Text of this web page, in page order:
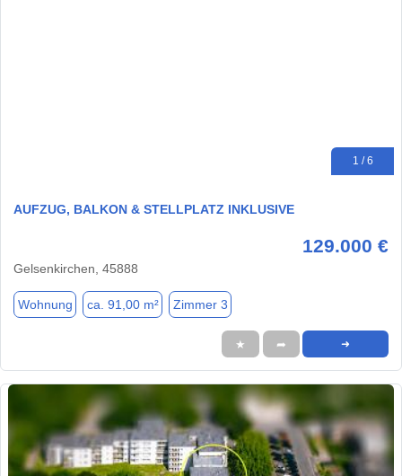
1 / 6
AUFZUG, BALKON & STELLPLATZ INKLUSIVE
129.000 €
Gelsenkirchen, 45888
Wohnung ca. 91,00 m² Zimmer 3
★ ➦ ➜